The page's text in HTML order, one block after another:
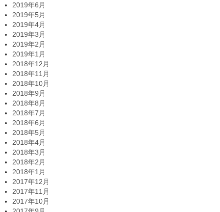
2019年6月
2019年5月
2019年4月
2019年3月
2019年2月
2019年1月
2018年12月
2018年11月
2018年10月
2018年9月
2018年8月
2018年7月
2018年6月
2018年5月
2018年4月
2018年3月
2018年2月
2018年1月
2017年12月
2017年11月
2017年10月